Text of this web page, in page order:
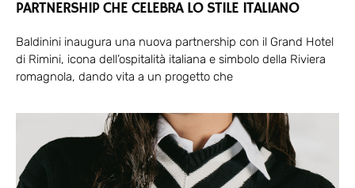
PARTNERSHIP CHE CELEBRA LO STILE ITALIANO
Baldinini inaugura una nuova partnership con il Grand Hotel
di Rimini, icona dell’ospitalità italiana e simbolo della Riviera
romagnola, dando vita a un progetto che